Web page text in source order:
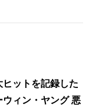
ヒットを記録した
ィン・ヤング 悪